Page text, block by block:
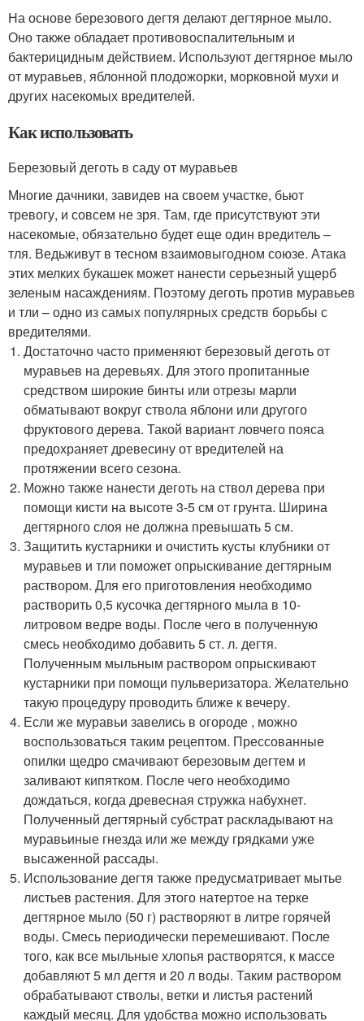
На основе березового дегтя делают дегтярное мыло.
Оно также обладает противовоспалительным и
бактерицидным действием. Используют дегтярное мыло
от муравьев, яблонной плодожорки, морковной мухи и
других насекомых вредителей.
Как использовать
Березовый деготь в саду от муравьев
Многие дачники, завидев на своем участке, бьют
тревогу, и совсем не зря. Там, где присутствуют эти
насекомые, обязательно будет еще один вредитель –
тля. Ведьживут в тесном взаимовыгодном союзе. Атака
этих мелких букашек может нанести серьезный ущерб
зеленым насаждениям. Поэтому деготь против муравьев
и тли – одно из самых популярных средств борьбы с
вредителями.
Достаточно часто применяют березовый деготь от
муравьев на деревьях. Для этого пропитанные
средством широкие бинты или отрезы марли
обматывают вокруг ствола яблони или другого
фруктового дерева. Такой вариант ловчего пояса
предохраняет древесину от вредителей на
протяжении всего сезона.
Можно также нанести деготь на ствол дерева при
помощи кисти на высоте 3-5 см от грунта. Ширина
дегтярного слоя не должна превышать 5 см.
Защитить кустарники и очистить кусты клубники от
муравьев и тли поможет опрыскивание дегтярным
раствором. Для его приготовления необходимо
растворить 0,5 кусочка дегтярного мыла в 10-
литровом ведре воды. После чего в полученную
смесь необходимо добавить 5 ст. л. дегтя.
Полученным мыльным раствором опрыскивают
кустарники при помощи пульверизатора. Желательно
такую процедуру проводить ближе к вечеру.
Если же муравьи завелись в огороде , можно
воспользоваться таким рецептом. Прессованные
опилки щедро смачивают березовым дегтем и
заливают кипятком. После чего необходимо
дождаться, когда древесная стружка набухнет.
Полученный дегтярный субстрат раскладывают на
муравьиные гнезда или же между грядками уже
высаженной рассады.
Использование дегтя также предусматривает мытье
листьев растения. Для этого натертое на терке
дегтярное мыло (50 г) растворяют в литре горячей
воды. Смесь периодически перемешивают. После
того, как все мыльные хлопья растворятся, к массе
добавляют 5 мл дегтя и 20 л воды. Таким раствором
обрабатывают стволы, ветки и листья растений
каждый месяц. Для удобства можно использовать